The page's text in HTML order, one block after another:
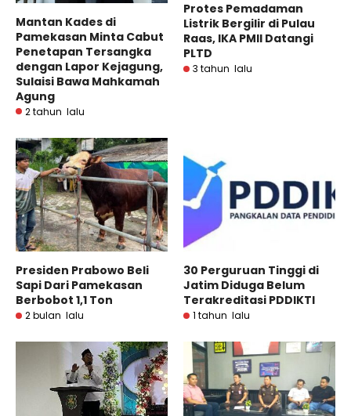
Mantan Kades di
Pamekasan Minta Cabut
Penetapan Tersangka
dengan Lapor Kejagung,
Sulaisi Bawa Mahkamah
Agung
2 tahun lalu
Protes Pemadaman
Listrik Bergilir di Pulau
Raas, IKA PMII Datangi
PLTD
3 tahun lalu
Presiden Prabowo Beli
Sapi Dari Pamekasan
Berbobot 1,1 Ton
2 bulan lalu
30 Perguruan Tinggi di
Jatim Diduga Belum
Terakreditasi PDDIKTI
1 tahun lalu